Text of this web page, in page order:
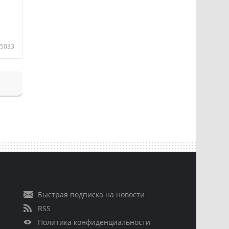
5033
Быстрая подписка на новости
RSS
Политика конфиденциальности